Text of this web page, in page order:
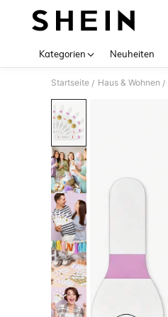
Kategorien Neuheiten
Startseite / Haus & Wohnen /